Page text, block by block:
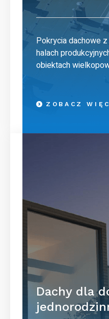
Pokrycia dachowe
halach
obiektach
ZOBACZ
Dachy dla